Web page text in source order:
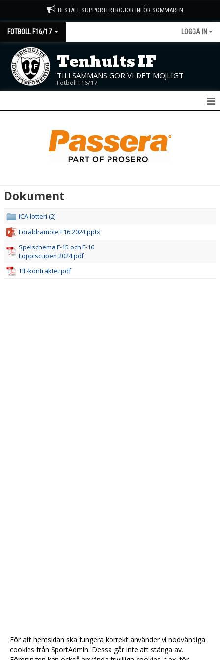
BESTÄLL SUPPORTERTRÖJOR INFÖR SOMMAREN
FOTBOLL F16/17 LOGGA IN
Tenhults IF
TILLSAMMANS GÖR VI DET MÖJLIGT
Fotboll F16/17
BILDGALLERI
DOKUMENT
KONTAKT
Dokument
ICA-lotteri (2)
Föräldramöte F16 2024.pptx
Spelschema F-15 och F-16
Loppiscupen 2024.pdf
TIF-kontraktet.pdf
För att hemsidan ska fungera korrekt använder vi nödvändiga
cookies från SportAdmin. Dessa går inte att stänga av.